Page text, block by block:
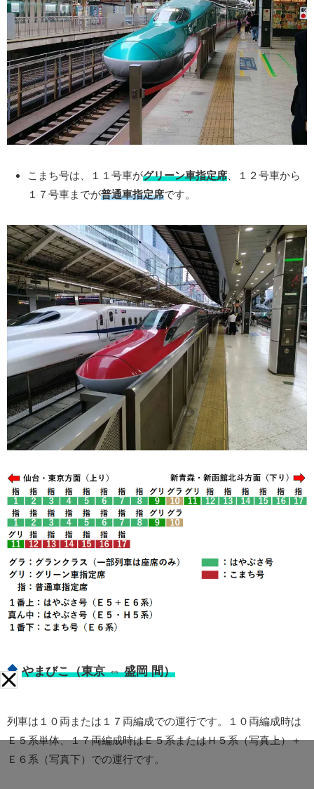
こまち号は、１１号車がグリーン車指定席 、１２号車から
１７号車までが普通車指定席です。
やまびこ（東京 ⇔ 盛岡 間）
列車は１０両または１７両編成での運行です。１０両編成時は
Ｅ５系単体、１７両編成時はＥ５系またはＨ５系（写真上）＋
Ｅ６系（写真下）での運行です。